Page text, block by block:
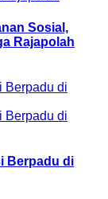
Sosial,
Rajapolah
Berpadu di